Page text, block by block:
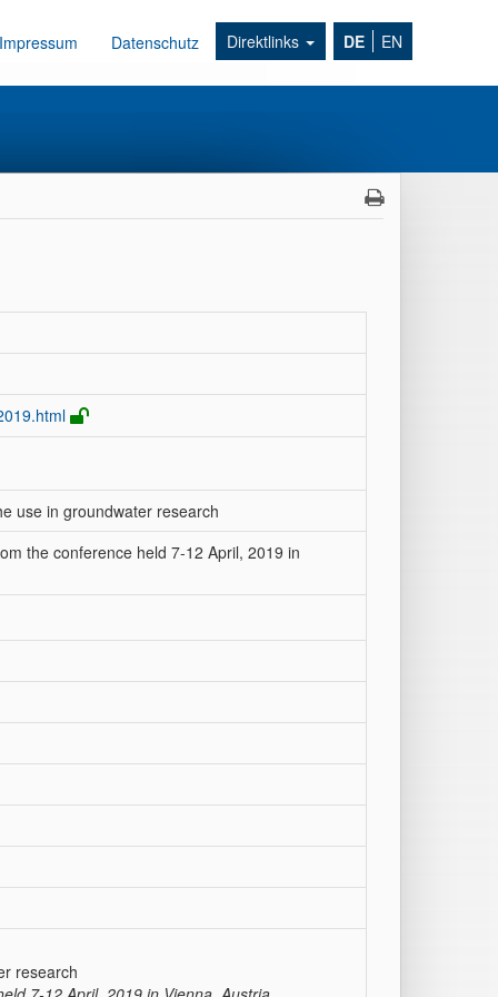
Impressum Datenschutz Direktlinks DE EN
use in groundwater research
the conference held 7-12 April, 2019 in
research